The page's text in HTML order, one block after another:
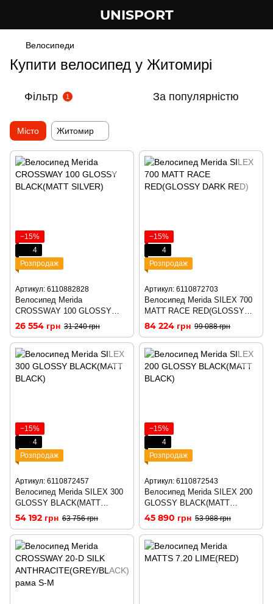
UNISPORT
Велосипеди
Купити велосипед у Житомирі
Фільтр 1 За популярністю
Місто Житомир
−15%
4
Розпродаж
Артикул: 6110882828
Велосипед Merida
CROSSWAY 100 GLOSSY
BLACK(MATT SILVER)
26 554 грн 31 240 грн
−15%
4
Розпродаж
Артикул: 6110872703
Велосипед Merida SILEX 700
MATT RACE RED(GLOSSY
DARK RED)
84 224 грн 99 088 грн
−15%
4
Розпродаж
Артикул: 6110872457
Велосипед Merida SILEX 300
GLOSSY BLACK(MATT
BLACK)
54 192 грн 63 756 грн
−15%
4
Розпродаж
Артикул: 6110872543
Велосипед Merida SILEX 200
GLOSSY BLACK(MATT
BLACK)
45 890 грн 53 988 грн